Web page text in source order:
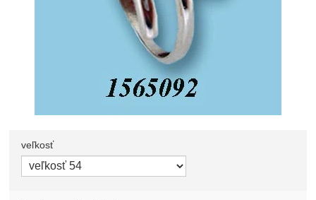
Zvoľte variant
veľkosť